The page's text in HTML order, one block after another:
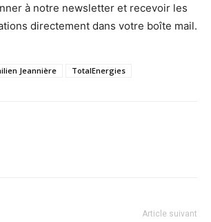
à notre newsletter et recevoir les
directement dans votre boîte mail.
Jeannière TotalEnergies
Article suivant